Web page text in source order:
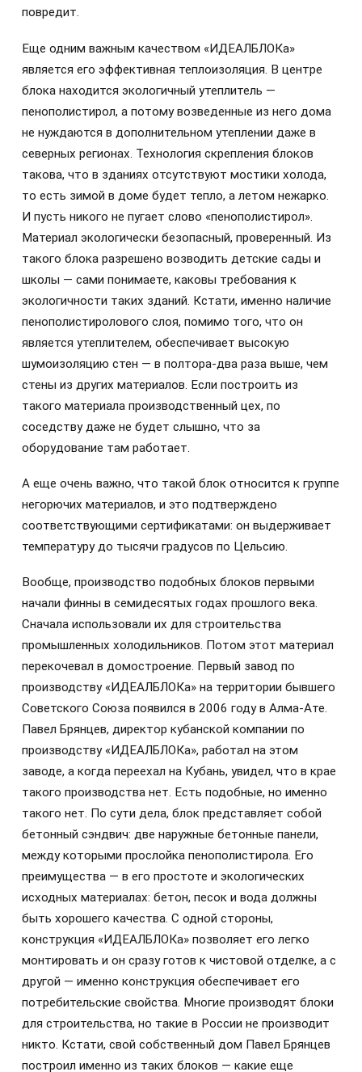
повредит.
Еще одним важным качеством «ИДЕАЛБЛОКа»
является его эффективная теплоизоляция. В центре
блока находится экологичный утеплитель —
пенополистирол, а потому возведенные из него дома
не нуждаются в дополнительном утеплении даже в
северных регионах. Технология скрепления блоков
такова, что в зданиях отсутствуют мостики холода,
то есть зимой в доме будет тепло, а летом нежарко.
И пусть никого не пугает слово «пенополистирол».
Материал экологически безопасный, проверенный. Из
такого блока разрешено возводить детские сады и
школы — сами понимаете, каковы требования к
экологичности таких зданий. Кстати, именно наличие
пенополистиролового слоя, помимо того, что он
является утеплителем, обеспечивает высокую
шумоизоляцию стен — в полтора-два раза выше, чем
стены из других материалов. Если построить из
такого материала производственный цех, по
соседству даже не будет слышно, что за
оборудование там работает.
А еще очень важно, что такой блок относится к группе
негорючих материалов, и это подтверждено
соответствующими сертификатами: он выдерживает
температуру до тысячи градусов по Цельсию.
Вообще, производство подобных блоков первыми
начали финны в семидесятых годах прошлого века.
Сначала использовали их для строительства
промышленных холодильников. Потом этот материал
перекочевал в домостроение. Первый завод по
производству «ИДЕАЛБЛОКа» на территории бывшего
Советского Союза появился в 2006 году в Алма-Ате.
Павел Брянцев, директор кубанской компании по
производству «ИДЕАЛБЛОКа», работал на этом
заводе, а когда переехал на Кубань, увидел, что в крае
такого производства нет. Есть подобные, но именно
такого нет. По сути дела, блок представляет собой
бетонный сэндвич: две наружные бетонные панели,
между которыми прослойка пенополистирола. Его
преимущества — в его простоте и экологических
исходных материалах: бетон, песок и вода должны
быть хорошего качества. С одной стороны,
конструкция «ИДЕАЛБЛОКа» позволяет его легко
монтировать и он сразу готов к чистовой отделке, а с
другой — именно конструкция обеспечивает его
потребительские свойства. Многие производят блоки
для строительства, но такие в России не производит
никто. Кстати, свой собственный дом Павел Брянцев
построил именно из таких блоков — какие еще